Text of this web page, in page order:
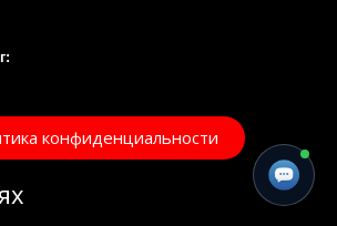
конфиденциальности